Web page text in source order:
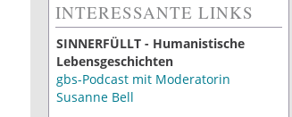
INTERESSANTE LINKS
SINNERFÜLLT - Humanistische
Lebensgeschichten
gbs-Podcast mit Moderatorin
Susanne Bell